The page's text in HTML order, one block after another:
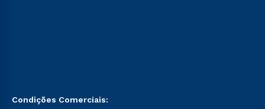
Condições Comerciais: